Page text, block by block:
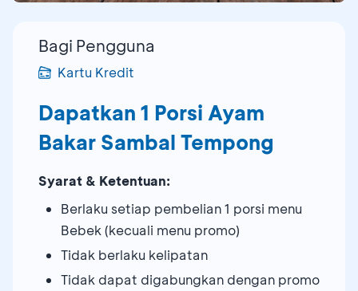
Bagi Pengguna
Kartu Kredit
Dapatkan 1 Porsi Ayam
Bakar Sambal Tempong
Syarat & Ketentuan:
Berlaku setiap pembelian 1 porsi menu
Bebek (kecuali menu promo)
Tidak berlaku kelipatan
Tidak dapat digabungkan dengan promo